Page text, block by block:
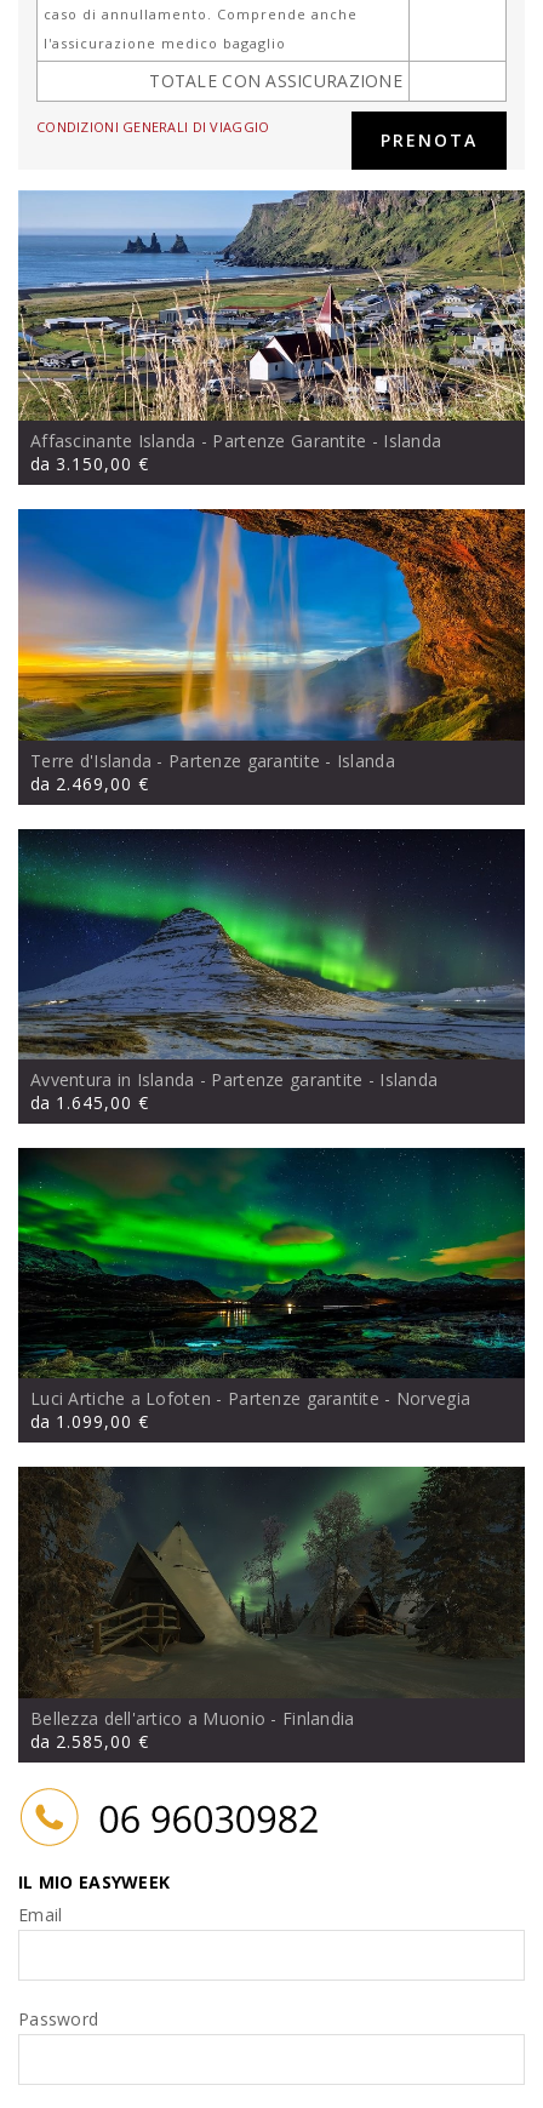
caso di annullamento. Comprende anche
l'assicurazione medico bagaglio
TOTALE CON ASSICURAZIONE
CONDIZIONI GENERALI DI VIAGGIO
Affascinante Islanda - Partenze Garantite - Islanda
da 3.150,00 €
Terre d'Islanda - Partenze garantite - Islanda
da 2.469,00 €
Avventura in Islanda - Partenze garantite - Islanda
da 1.645,00 €
Luci Artiche a Lofoten - Partenze garantite - Norvegia
da 1.099,00 €
Bellezza dell'artico a Muonio - Finlandia
da 2.585,00 €
IL MIO EASYWEEK
Email
Password